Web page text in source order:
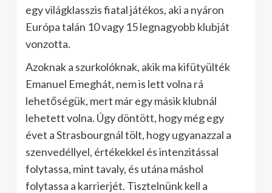
egy világklasszis fiatal játékos, aki a nyáron
Európa talán 10 vagy 15 legnagyobb klubját
vonzotta.
Azoknak a szurkolóknak, akik ma kifütyülték
Emanuel Emeghát, nem is lett volna rá
lehetőségük, mert már egy másik klubnál
lehetett volna. Úgy döntött, hogy még egy
évet a Strasbourgnál tölt, hogy ugyanazzal a
szenvedéllyel, értékekkel és intenzitással
folytassa, mint tavaly, és utána máshol
folytassa a karrierjét. Tisztelnünk kell a